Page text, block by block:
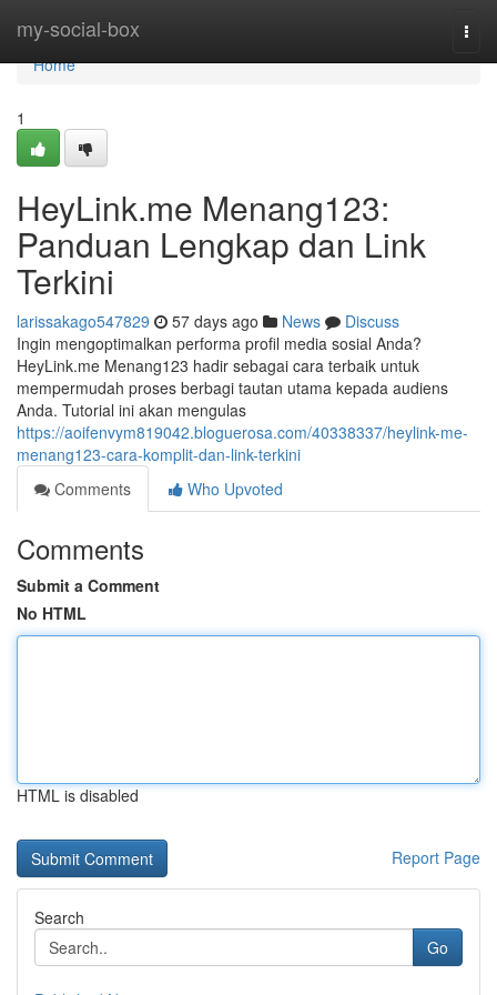
my-social-box
Home
Home
1
HeyLink.me Menang123:
Panduan Lengkap dan Link
Terkini
larissakago547829 57 days ago News
Discuss
Ingin mengoptimalkan performa profil media sosial Anda?
HeyLink.me Menang123 hadir sebagai cara terbaik untuk
mempermudah proses berbagi tautan utama kepada audiens
Anda. Tutorial ini akan mengulas
https://aoifenvym819042.bloguerosa.com/40338337/heylink-me-
menang123-cara-komplit-dan-link-terkini
Comments
Who Upvoted
Comments
Submit a Comment
No HTML
HTML is disabled
Report Page
Search
Go